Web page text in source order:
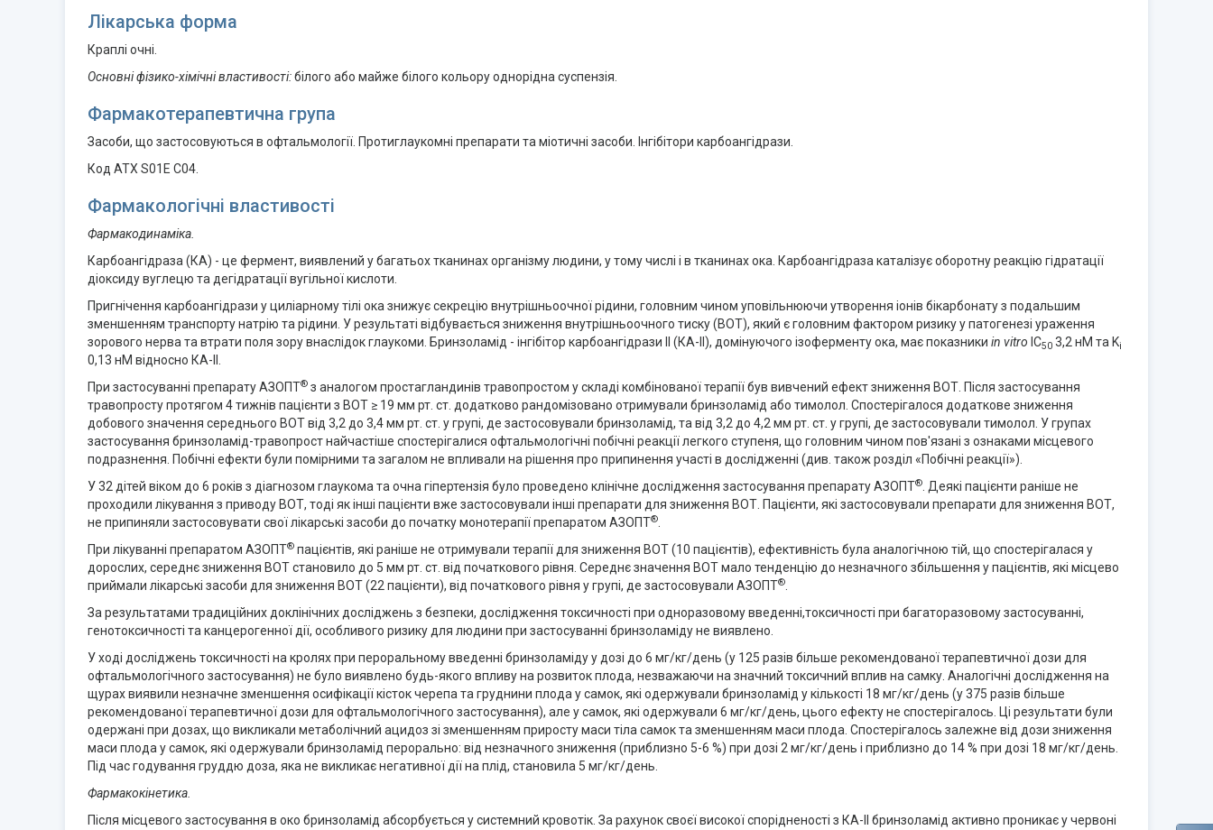
Лікарська форма
Краплі очні.
Основні фізико-хімічні властивості:білого або майже білого кольору однорідна суспензія.
Фармакотерапевтична група
Засоби, що застосовуються в офтальмології. Протиглаукомні препарати та міотичні засоби. Інгібітори карбоангідрази.
Код АТХ S01E C04.
Фармакологічні властивості
Фармакодинаміка.
Карбоангідраза (КА) - це фермент, виявлений у багатьох тканинах організму людини, у тому числі і в тканинах ока. Карбоангідраза каталізує оборотну реакцію гідратації
діоксиду вуглецю та дегідратації вугільної кислоти.
Пригнічення карбоангідрази у циліарному тілі ока знижує секрецію внутрішньоочної рідини, головним чином уповільнюючи утворення іонів бікарбонату з подальшим
зменшенням транспорту натрію та рідини. У результаті відбувається зниження внутрішньоочного тиску (ВОТ), який є головним фактором ризику у патогенезі ураження
зорового нерва та втрати поля зору внаслідок глаукоми. Бринзоламід - інгібітор карбоангідрази ІІ (КА-ІІ), домінуючого ізоферменту ока, має показники in vitro IC50 3,2 нМ та Ki
0,13 нМ відносно КА-II.
При застосуванні препарату АЗОПТ® з аналогом простагландинів травопростом у складі комбінованої терапії був вивчений ефект зниження ВОТ. Після застосування
травопросту протягом 4 тижнів пацієнти з ВОТ ≥ 19 мм рт. ст. додатково рандомізовано отримували бринзоламід або тимолол. Спостерігалося додаткове зниження
добового значення середнього ВОТ від 3,2 до 3,4 мм рт. ст. у групі, де застосовували бринзоламід, та від 3,2 до 4,2 мм рт. ст. у групі, де застосовували тимолол. У групах
застосування бринзоламід-травопрост найчастіше спостерігалися офтальмологічні побічні реакції легкого ступеня, що головним чином пов'язані з ознаками місцевого
подразнення. Побічні ефекти були помірними та загалом не впливали на рішення про припинення участі в дослідженні (див. також розділ «Побічні реакції»).
У 32 дітей віком до 6 років з діагнозом глаукома та очна гіпертензія було проведено клінічне дослідження застосування препарату АЗОПТ® . Деякі пацієнти раніше не
проходили лікування з приводу ВОТ, тоді як інші пацієнти вже застосовували інші препарати для зниження ВОТ. Пацієнти, які застосовували препарати для зниження ВОТ,
не припиняли застосовувати свої лікарські засоби до початку монотерапії препаратом АЗОПТ®
При лікуванні препаратом АЗОПТ® пацієнтів, які раніше не отримували терапії для зниження ВОТ (10 пацієнтів), ефективність була аналогічною тій, що спостерігалася у
дорослих, середнє зниження ВОТ становило до 5 мм рт. ст. від початкового рівня. Середнє значення ВОТ мало тенденцію до незначного збільшення у пацієнтів, які місцево
приймали лікарські засоби для зниження ВОТ (22 пацієнти), від початкового рівня у групі, де застосовували АЗОПТ®
За результатами традиційних доклінічних досліджень з безпеки, дослідження токсичності при одноразовому введенні,токсичності при багаторазовому застосуванні,
генотоксичності та канцерогенної дії, особливого ризику для людини при застосуванні бринзоламіду не виявлено.
У ході досліджень токсичності на кролях при пероральному введенні бринзоламіду у дозі до 6 мг/кг/день (у 125 разів більше рекомендованої терапевтичної дози для
офтальмологічного застосування) не було виявлено будь-якого впливу на розвиток плода, незважаючи на значний токсичний вплив на самку. Аналогічні дослідження на
щурах виявили незначне зменшення осифікації кісток черепа та груднини плода у самок, які одержували бринзоламід у кількості 18 мг/кг/день (у 375 разів більше
рекомендованої терапевтичної дози для офтальмологічного застосування), але у самок, які одержували 6 мг/кг/день, цього ефекту не спостерігалось. Ці результати були
одержані при дозах, що викликали метаболічний ацидоз зі зменшенням приросту маси тіла самок та зменшенням маси плода. Спостерігалось залежне від дози зниження
маси плода у самок, які одержували бринзоламід перорально: від незначного зниження (приблизно 5-6 %) при дозі 2 мг/кг/день і приблизно до 14 % при дозі 18 мг/кг/день.
Під час годування груддю доза, яка не викликає негативної дії на плід, становила 5 мг/кг/день.
Фармакокінетика.
Після місцевого застосування в око бринзоламід абсорбується у системний кровотік. За рахунок своєї високої спорідненості з КА-ІІ бринзоламід активно проникає у червоні